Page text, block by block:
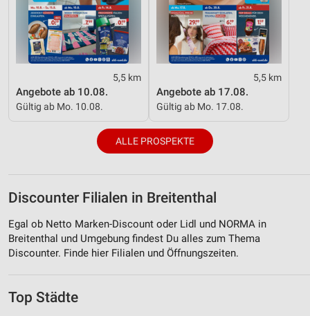
5,5 km
Angebote ab 10.08.
Gültig ab Mo. 10.08.
5,5 km
Angebote ab 17.08.
Gültig ab Mo. 17.08.
ALLE PROSPEKTE
Discounter Filialen in Breitenthal
Egal ob Netto Marken-Discount oder Lidl und NORMA in
Breitenthal und Umgebung findest Du alles zum Thema
Discounter. Finde hier Filialen und Öffnungszeiten.
Top Städte